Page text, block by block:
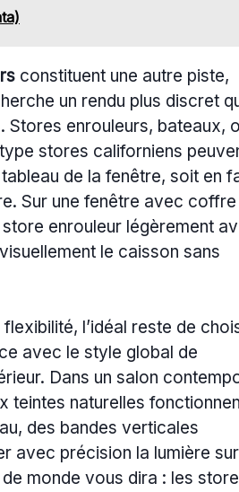
constituent une autre piste,
un rendu plus discret
Stores enrouleurs, bateaux,
stores californiens
de la fenêtre, soit en
Sur une fenêtre avec coffre
enrouleur légèrement
le caisson sans
l’idéal reste de
avec le style global de
Dans un salon
teintes naturelles
des bandes verticales
avec précision la lumière
monde vous dira : les